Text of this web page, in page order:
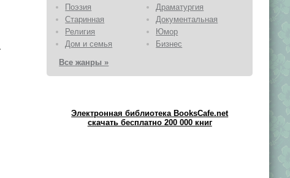
Поэзия
Драматургия
Старинная
Документальная
Религия
Юмор
Дом и семья
Бизнес
Все жанры »
Электронная библиотека BooksCafe.net
скачать бесплатно 200 000 книг